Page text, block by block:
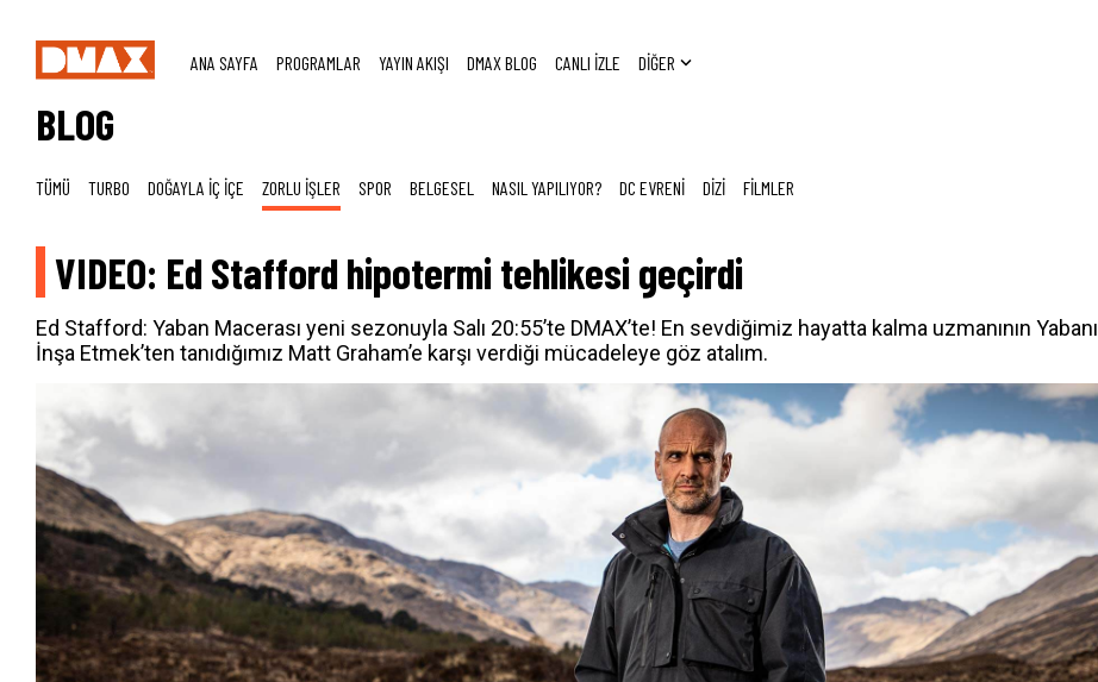
ANA SAYFA PROGRAMLAR YAYIN AKIŞI DMAX BLOG CANLI İZLE DİĞER
BLOG
TÜMÜ TURBO DOĞAYLA İÇ İÇE ZORLU İŞLER SPOR BELGESEL NASIL YAPILIYOR? DC EVRENİ DİZİ FİLMLER
VIDEO: Ed Stafford hipotermi tehlikesi geçirdi
Ed Stafford: Yaban Macerası yeni sezonuyla Salı 20:55’te DMAX’te! En sevdiğimiz hayatta kalma uzmanının Yabanı
İnşa Etmek’ten tanıdığımız Matt Graham’e karşı verdiği mücadeleye göz atalım.